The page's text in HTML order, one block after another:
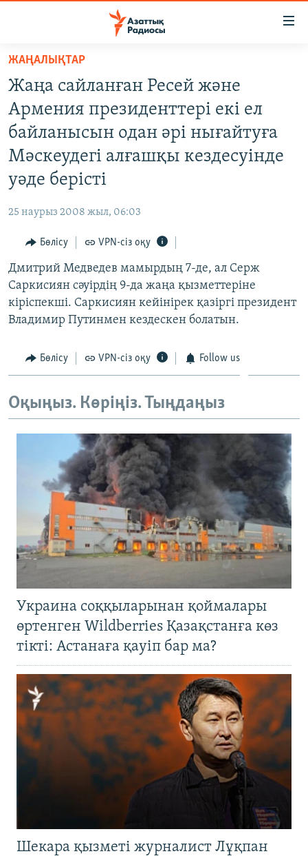
Skip
main
content
Skip
main
Navigation
Skip
to
САЯСАТ
AZATTYQTV
ҚАҢТАР ОҚИҒАСЫ
АДАМ ҚҰҚЫҚТАРЫ
ӘЛЕМ
АРНАЙЫ ЖОБАЛАР
Русский
ЖАЗЫЛЫҢЫЗ
ЖАҢАЛЫҚТАР
Жаңа сайланған Ресей және
Армения президенттері екі ел
байланысын одан әрі нығайтуға
Мәскеудегі алғашқы кездесуінде
уәде берісті
25 наурыз 2008 жыл, 06:03
Бөлісу VPN-сіз оқу
Дмитрий Медведев мамырдың 7-де, ал Серж
Саркисиян сәуірдің 9-да жаңа қызметтеріне
кіріспекші. Саркисиян кейінірек қазіргі президент
Владимир Путинмен кездескен болатын.
Бөлісу VPN-сіз оқу Follow us
Оқыңыз. Көріңіз. Тыңдаңыз
Украина соққыларынан қоймалары
өртенген Wildberries Қазақстанға көз
тікті: Астанаға қауіп бар ма?
Шекара қызметі журналист Лұқпан